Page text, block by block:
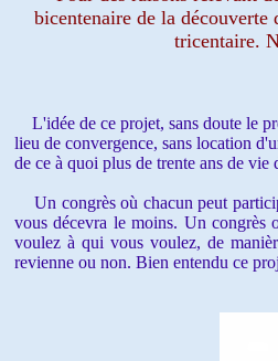
bicentenaire de la
tricentaire.
L'idée de ce projet, sans doute le
lieu de convergence, sans location
de ce à quoi plus de trente ans de
Un congrès où chacun peut
vous décevra le moins. Un congrès
voulez à qui vous voulez, de
revienne ou non. Bien entendu ce